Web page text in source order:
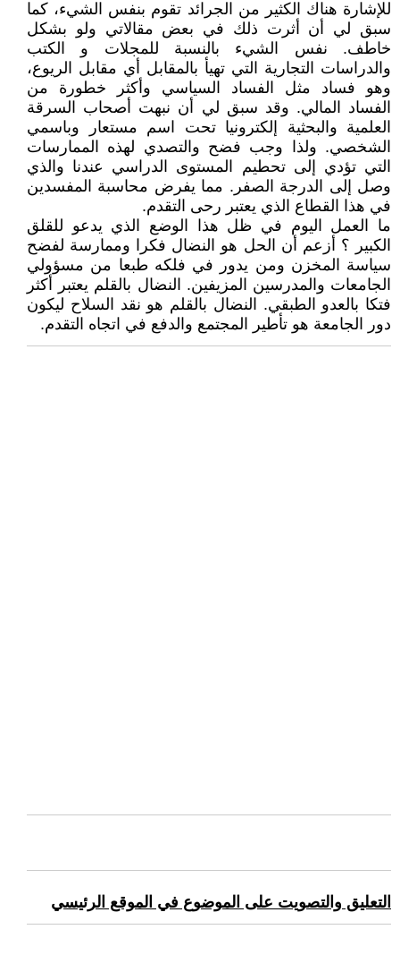
للإشارة هناك الكثير من الجرائد تقوم بنفس الشيء، كما
سبق لي أن أثرت ذلك في بعض مقالاتي ولو بشكل
خاطف. نفس الشيء بالنسبة للمجلات و الكتب
والدراسات التجارية التي تهيأ بالمقابل أي مقابل الريوع،
وهو فساد مثل الفساد السياسي وأكثر خطورة من
الفساد المالي. وقد سبق لي أن نبهت أصحاب السرقة
العلمية والبحثية إلكترونيا تحت اسم مستعار وباسمي
الشخصي. ولذا وجب فضح والتصدي لهذه الممارسات
التي تؤدي إلى تحطيم المستوى الدراسي عندنا والذي
وصل إلى الدرجة الصفر. مما يفرض محاسبة المفسدين
في هذا القطاع الذي يعتبر رحى التقدم.
ما العمل اليوم في ظل هذا الوضع الذي يدعو للقلق
الكبير ؟ أزعم أن الحل هو النضال فكرا وممارسة لفضح
سياسة المخزن ومن يدور في فلكه طبعا من مسؤولي
الجامعات والمدرسين المزيفين. النضال بالقلم يعتبر أكثر
فتكا بالعدو الطبقي. النضال بالقلم هو نقد السلاح ليكون
دور الجامعة هو تأطير المجتمع والدفع في اتجاه التقدم.
التعليق والتصويت على الموضوع في الموقع الرئيسي